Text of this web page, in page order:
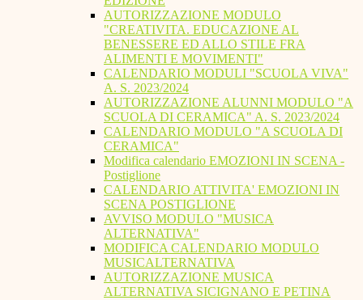
AUTORIZZAZIONE MODULO
"CREATIVITA. EDUCAZIONE AL
BENESSERE ED ALLO STILE FRA
ALIMENTI E MOVIMENTI"
CALENDARIO MODULI "SCUOLA VIVA"
A. S. 2023/2024
AUTORIZZAZIONE ALUNNI MODULO "A
SCUOLA DI CERAMICA" A. S. 2023/2024
CALENDARIO MODULO "A SCUOLA DI
CERAMICA"
Modifica calendario EMOZIONI IN SCENA -
Postiglione
CALENDARIO ATTIVITA' EMOZIONI IN
SCENA POSTIGLIONE
AVVISO MODULO "MUSICA
ALTERNATIVA"
MODIFICA CALENDARIO MODULO
MUSICALTERNATIVA
AUTORIZZAZIONE MUSICA
ALTERNATIVA SICIGNANO E PETINA